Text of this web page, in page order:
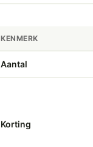
KENMERK
Aantal
Korting